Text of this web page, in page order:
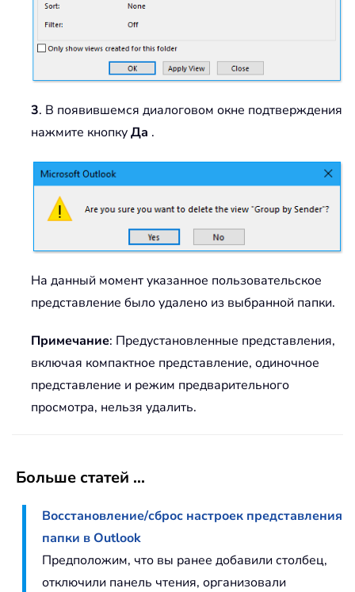
3. В появившемся диалоговом окне подтверждения
нажмите кнопкуДа .
На данный момент указанное пользовательское
представление было удалено из выбранной папки.
Примечание: Предустановленные представления,
включая компактное представление, одиночное
представление и режим предварительного
просмотра, нельзя удалить.
Больше статей ...
Восстановление/сброс настроек представления
папки в Outlook
Предположим, что вы ранее добавили столбец,
отключили панель чтения, организовали